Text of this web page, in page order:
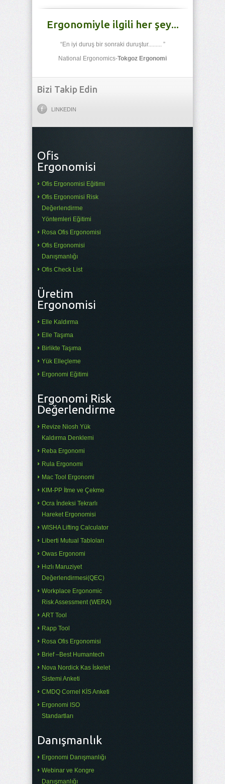
Ergonomiyle ilgili her şey...
“En iyi duruş bir sonraki duruştur......... ”
National Ergonomics-Tokgoz Ergonomi
Bizi Takip Edin
LINKEDIN
Ofis
Ergonomisi
Ofis Ergonomisi Eğitimi
Ofis Ergonomisi Risk
Değerlendirme
Yöntemleri Eğitimi
Rosa Ofis Ergonomisi
Ofis Ergonomisi
Danışmanlığı
Ofis Check List
Üretim
Ergonomisi
Elle Kaldırma
Elle Taşıma
Birlikte Taşıma
Yük Elleçleme
Ergonomi Eğitimi
Ergonomi Risk
Değerlendirme
Revize Niosh Yük
Kaldırma Denklemi
Reba Ergonomi
Rula Ergonomi
Mac Tool Ergonomi
KIM-PP İtme ve Çekme
Ocra İndeksi Tekrarlı
Hareket Ergonomisi
WISHA Lifting Calculator
Liberti Mutual Tabloları
Owas Ergonomi
Hızlı Maruziyet
Değerlendirmesi(QEC)
Workplace Ergonomic
Risk Assessment (WERA)
ART Tool
Rapp Tool
Rosa Ofis Ergonomisi
Brief –Best Humantech
Nova Nordick Kas İskelet
Sistemi Anketi
CMDQ Cornel KİS Anketi
Ergonomi ISO
Standartları
Danışmanlık
Ergonomi Danışmanlığı
Webinar ve Kongre
Danışmanlığı